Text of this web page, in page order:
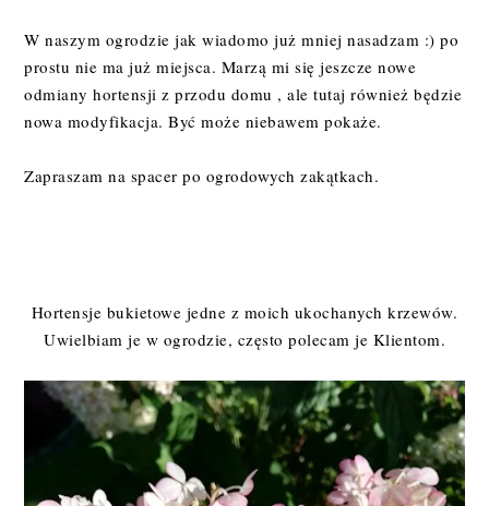
W naszym ogrodzie jak wiadomo już mniej nasadzam :) po
prostu nie ma już miejsca. Marzą mi się jeszcze nowe
odmiany hortensji z przodu domu , ale tutaj również będzie
nowa modyfikacja. Być może niebawem pokaże.
Zapraszam na spacer po ogrodowych zakątkach.
Hortensje bukietowe jedne z moich ukochanych krzewów.
Uwielbiam je w ogrodzie, często polecam je Klientom.